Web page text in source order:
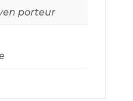
porteur